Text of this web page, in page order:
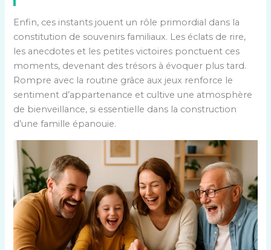
Enfin, ces instants jouent un rôle primordial dans la
constitution de souvenirs familiaux. Les éclats de rire,
les anecdotes et les petites victoires ponctuent ces
moments, devenant des trésors à évoquer plus tard.
Rompre avec la routine grâce aux jeux renforce le
sentiment d’appartenance et cultive une atmosphère
de bienveillance, si essentielle dans la construction
d’une famille épanouie.